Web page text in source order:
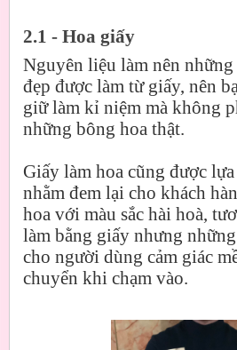
2.1 - Hoa giấy
Nguyên liệu làm nên
đẹp được làm từ giấy, nên
giữ làm kỉ niệm mà không
những bông hoa thật.
Giấy làm hoa cũng được
nhằm đem lại cho khách
hoa với màu sắc hài hoà,
làm bằng giấy nhưng
cho người dùng cảm giác
chuyển khi chạm vào.